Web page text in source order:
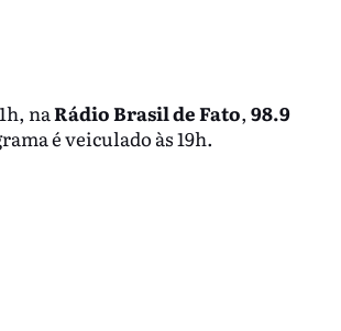
naRádio Brasil de Fato, 98.9
é veiculado às 19h.